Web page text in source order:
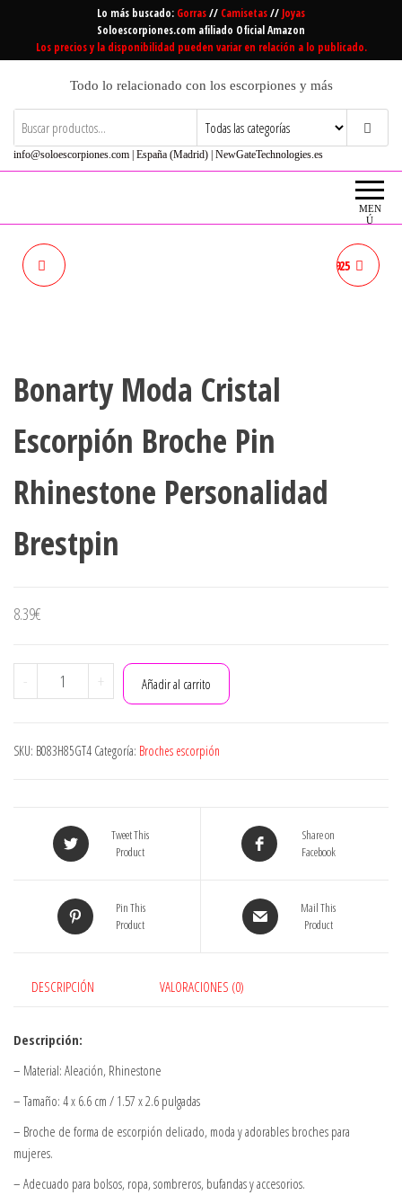
contenido
Lo más buscado: Gorras// Camisetas// Joyas
Soloescorpiones.com afiliado Oficial Amazon
Los precios y la disponibilidad pueden variar en relación a lo publicado.
Todo lo relacionado con los escorpiones y más
info@soloescorpiones.com | España (Madrid) | NewGateTechnologies.es
MEN
Ú
HALLOWEEN BUFANDA HIJAB
PINS - NEGRO, 4X6.6CM
ESCORPIÓN
BROCHE DE PLATA DE LEY 925
Bonarty Moda Cristal
Escorpión Broche Pin
Rhinestone Personalidad
Brestpin
8.39€
-
Bonarty
Moda
Broche
Personalidad
Brestpin
cantidad
+ Añadir al carrito
SKU: B083H85GT4 Categoría: Broches escorpión
Tweet This
Product
Share on
Facebook
Pin This
Product
Mail This
Product
DESCRIPCIÓN VALORACIONES (0)
Descripción:
– Material: Aleación, Rhinestone
– Tamaño: 4 x 6.6 cm / 1.57 x 2.6 pulgadas
– Broche de forma de escorpión delicado, moda y adorables broches para
mujeres.
– Adecuado para bolsos, ropa, sombreros, bufandas y accesorios.